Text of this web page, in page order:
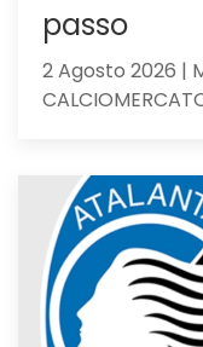
passo
2 Agosto 2026 |